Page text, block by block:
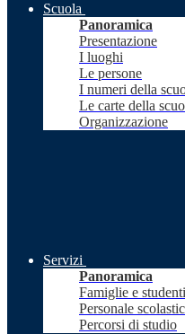
Scuola
Panoramica
Presentazione
I luoghi
Le persone
I numeri della
Le carte della
Organizzazione
Servizi
Panoramica
Famiglie e studenti
Personale
Percorsi di studio